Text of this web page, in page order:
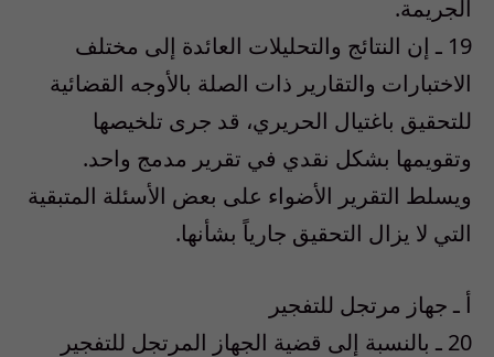
الجريمة.
19 ـ إن النتائج والتحليلات العائدة إلى مختلف
الاختبارات والتقارير ذات الصلة بالأوجه القضائية
للتحقيق باغتيال الحريري، قد جرى تلخيصها
وتقويمها بشكل نقدي في تقرير مدمج واحد.
ويسلط التقرير الأضواء على بعض الأسئلة المتبقية
التي لا يزال التحقيق جارياً بشأنها.
أ ـ جهاز مرتجل للتفجير
20 ـ بالنسبة إلى قضية الجهاز المرتجل للتفجير